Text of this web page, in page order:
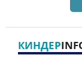
КИНДЕР